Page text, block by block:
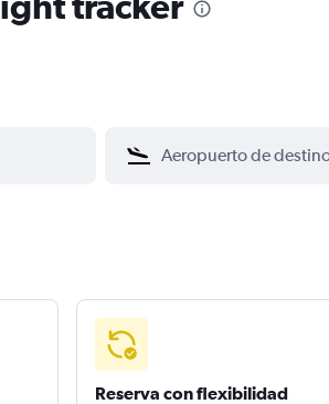
Reserva con flexibilidad